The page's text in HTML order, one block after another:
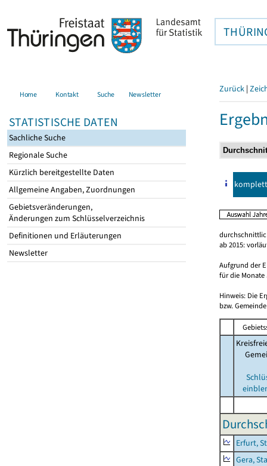
Home Kontakt Suche Newsletter
STATISTISCHE DATEN
Sachliche Suche
Regionale Suche
Kürzlich bereitgestellte Daten
Allgemeine Angaben, Zuordnungen
Gebietsveränderungen,
Änderungen zum Schlüsselverzeichnis
Definitionen und Erläuterungen
Newsletter
Zurück |
komplett
ab 2015:
Aufgrund der
für die Monate
Hinweis: Die
bzw.
Erfurt,
Gera,